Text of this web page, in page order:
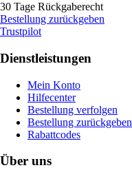
30 Tage Rückgaberecht
Bestellung zurückgeben
Trustpilot
Dienstleistungen
Mein Konto
Hilfecenter
Bestellung verfolgen
Bestellung zurückgeben
Rabattcodes
Über uns